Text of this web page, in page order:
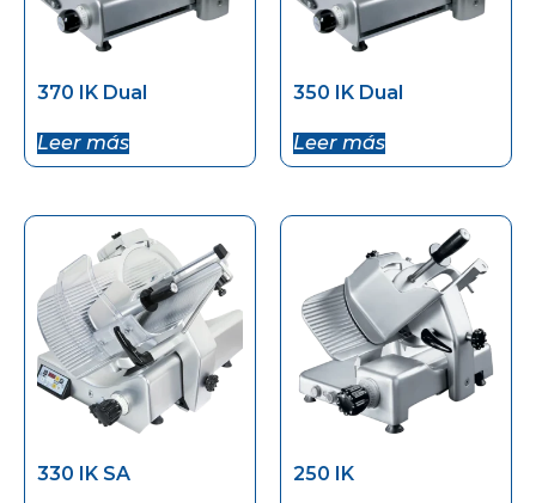
370 IK Dual
Leer más
350 IK Dual
Leer más
330 IK SA 250 IK